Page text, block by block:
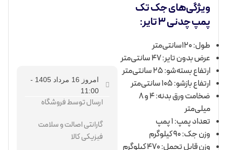
ویژگی‌های جک تک
پمپ چدنی 3 تایر:
طول: 120سانتی‌متر
عرض بدون تایر: 47 سانتی‌متر
ارتفاع بسته‌شو: 25 سانتی‌متر
ارتفاع بازشو: 105 سانتی‌متر
ضخامت ورق بدنه: 4 و 8
میلی‌متر
تعداد پمپ: 1 پمپ
وزن جک: 90 کیلوگرم
وزن قابل تحمل: 470 کیلوگرم
امروز 16 مرداد 1405 -
11:00
ارسال توسط فروشگاه
گارانتی اصالت و سلامت
فیزیکی کالا